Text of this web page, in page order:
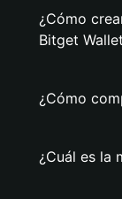
¿Cómo
Bitget
¿Cómo
¿Cuál es la